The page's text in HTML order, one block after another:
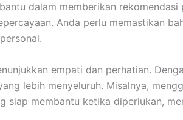
dalam memberikan
Anda perlu memastikan
empati dan perhatian.
lebih menyeluruh. Misalnya,
siap membantu ketika diperlukan,